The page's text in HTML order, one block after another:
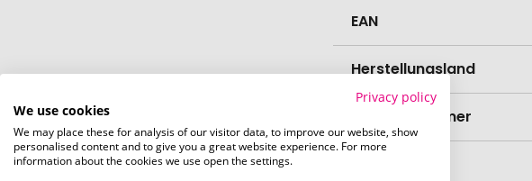
EAN
Herstellungsland
Zolltarifnummer
Privacy policy
We use cookies
We may place these for analysis of our visitor data, to improve our website, show
personalised content and to give you a great website experience. For more
information about the cookies we use open the settings.